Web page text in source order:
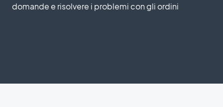
domande e risolvere i problemi con gli ordini